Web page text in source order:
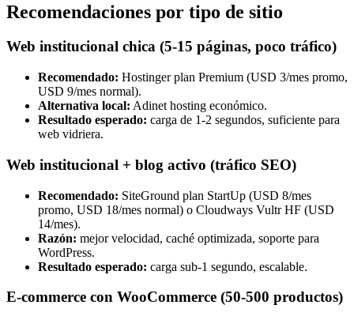
Recomendaciones por tipo de sitio
Web institucional chica (5-15 páginas, poco tráfico)
Recomendado: Hostinger plan Premium (USD 3/mes promo,
USD 9/mes normal).
Alternativa local: Adinet hosting económico.
Resultado esperado: carga de 1-2 segundos, suficiente para
web vidriera.
Web institucional + blog activo (tráfico SEO)
Recomendado: SiteGround plan StartUp (USD 8/mes
promo, USD 18/mes normal) o Cloudways Vultr HF (USD
14/mes).
Razón: mejor velocidad, caché optimizada, soporte para
WordPress.
Resultado esperado: carga sub-1 segundo, escalable.
E-commerce con WooCommerce (50-500 productos)